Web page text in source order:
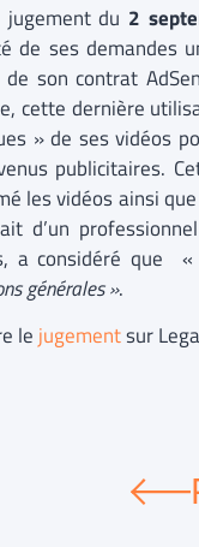
du 2
de ses demandes
de son contrat
cette dernière
» de ses vidéos
publicitaires.
les vidéos ainsi
d’un
a considéré que «
générales ».
le jugementsur